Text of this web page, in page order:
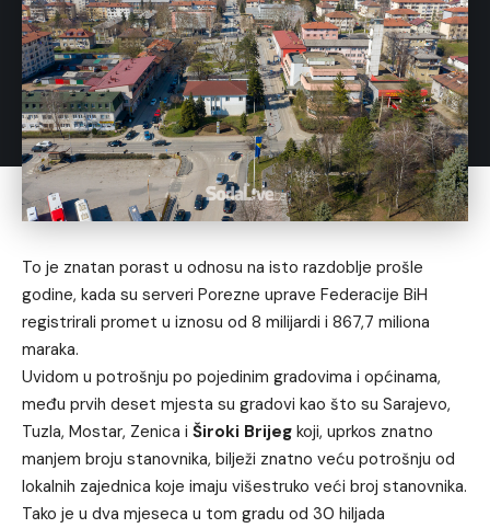
To je znatan porast u odnosu na isto razdoblje prošle
godine, kada su serveri Porezne uprave Federacije BiH
registrirali promet u iznosu od 8 milijardi i 867,7 miliona
maraka.
Uvidom u potrošnju po pojedinim gradovima i općinama,
među prvih deset mjesta su gradovi kao što su Sarajevo,
Tuzla, Mostar, Zenica i Široki Brijeg koji, uprkos znatno
manjem broju stanovnika, bilježi znatno veću potrošnju od
lokalnih zajednica koje imaju višestruko veći broj stanovnika.
Tako je u dva mjeseca u tom gradu od 30 hiljada